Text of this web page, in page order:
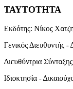
ΤΑΥΤΟΤΗΤΑ
Εκδότης: Νίκος
Γενικός Διευθυντής -
Διευθύντρια
Ιδιοκτησία -